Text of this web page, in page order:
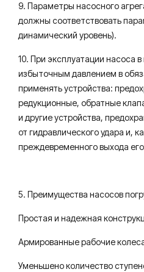
9. Параметры насосного
должны соответствовать
динамический уровень).
10. При эксплуатации насоса
избыточным давлением в
применять устройства:
редукционные, обратные
и другие устройства,
от гидравлического удара и,
преждевременного выхода
5. Преимущества насосов
Простая и надежная
Армированные рабочие
Уменьшено количество